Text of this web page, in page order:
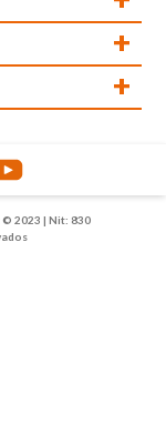
+
+
2023 | Nit: 830